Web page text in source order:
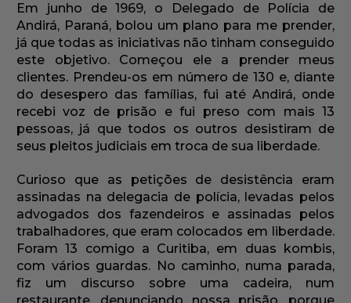
Em junho de 1969, o Delegado de Polícia de
Andirá, Paraná, bolou um plano para me prender,
já que todas as iniciativas não tinham conseguido
este objetivo. Começou ele a prender meus
clientes. Prendeu-os em número de 130 e, diante
do desespero das famílias, fui até Andirá, onde
recebi voz de prisão e fui preso com mais 13
pessoas, já que todos os outros desistiram de
seus pleitos judiciais em troca de sua liberdade.
Curioso que as petições de desistência eram
assinadas na delegacia de polícia, levadas pelos
advogados dos fazendeiros e assinadas pelos
trabalhadores, que eram colocados em liberdade.
Foram 13 comigo a Curitiba, em duas kombis,
com vários guardas. No caminho, numa parada,
fiz um discurso sobre uma cadeira, num